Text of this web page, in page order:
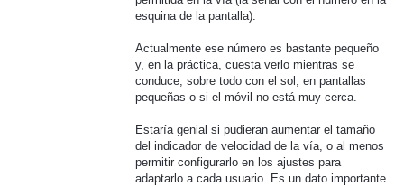
esquina de la pantalla).
Actualmente ese número es bastante pequeño
y, en la práctica, cuesta verlo mientras se
conduce, sobre todo con el sol, en pantallas
pequeñas o si el móvil no está muy cerca.
Estaría genial si pudieran aumentar el tamaño
del indicador de velocidad de la vía, o al menos
permitir configurarlo en los ajustes para
adaptarlo a cada usuario. Es un dato importante